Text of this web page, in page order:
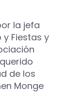
la jefa
y Fiestas y
de los
Monge